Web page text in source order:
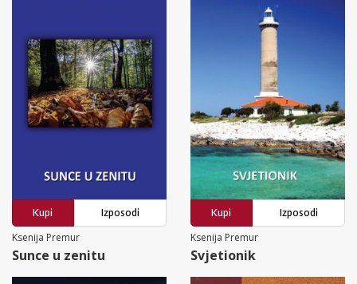
Kupi
Izposodi
Ksenija Premur
Sunce u zenitu
Kupi
Izposodi
Ksenija Premur
Svjetionik